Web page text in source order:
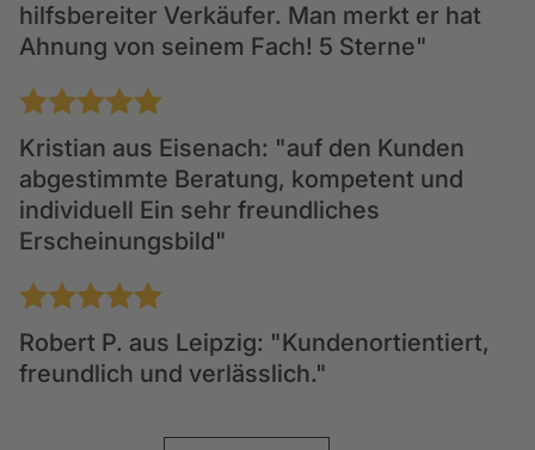
hilfsbereiter Verkäufer. Man merkt er hat
Ahnung von seinem Fach! 5 Sterne"
1 2 3 4 5
Kristian aus Eisenach: "auf den Kunden
abgestimmte Beratung, kompetent und
individuell Ein sehr freundliches
Erscheinungsbild"
1 2 3 4 5
Robert P. aus Leipzig: "Kundenortientiert,
freundlich und verlässlich."